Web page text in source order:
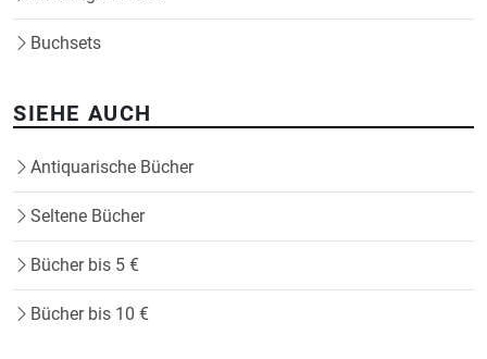
Buchsets
SIEHE AUCH
Antiquarische Bücher
Seltene Bücher
Bücher bis 5 €
Bücher bis 10 €